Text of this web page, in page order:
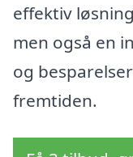
effektiv
men også en
og
fremtiden.